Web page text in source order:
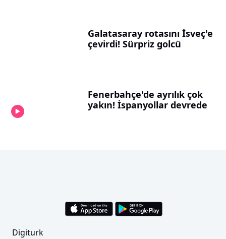
Galatasaray rotasını İsveç'e
çevirdi! Sürpriz golcü
Fenerbahçe'de ayrılık çok
yakın! İspanyollar devrede
Digiturk